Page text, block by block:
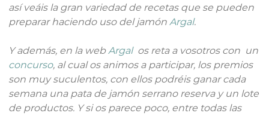
así veáis la gran variedad de recetas que se pueden
preparar haciendo uso del jamón Argal.
Y además, en la webArgalos reta a vosotros con un
concurso, al cual os animos a participar, los premios
son muy suculentos, con ellos podréis ganar cada
semana una pata de jamón serrano reserva y un lote
de productos. Y si os parece poco, entre todas las